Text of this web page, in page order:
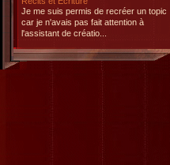
Je me suis permis de recréer un topic
car je n'avais pas fait attention à
l'assistant de créatio...